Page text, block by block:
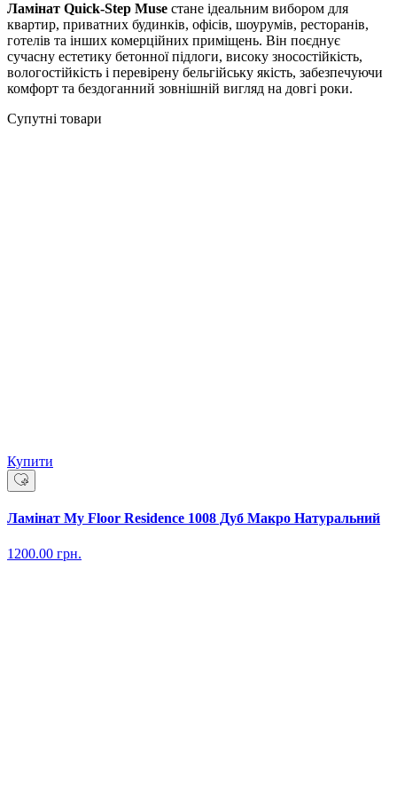
Ламінат Quick-Step Muse стане ідеальним вибором для
квартир, приватних будинків, офісів, шоурумів, ресторанів,
готелів та інших комерційних приміщень. Він поєднує
сучасну естетику бетонної підлоги, високу зносостійкість,
вологостійкість і перевірену бельгійську якість, забезпечуючи
комфорт та бездоганний зовнішній вигляд на довгі роки.
Супутні товари
Купити
Ламінат My Floor Residence 1008 Дуб Макро Натуральний
1200.00 грн.